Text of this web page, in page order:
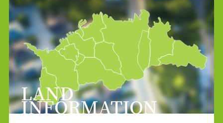
LAND
INFORMATION